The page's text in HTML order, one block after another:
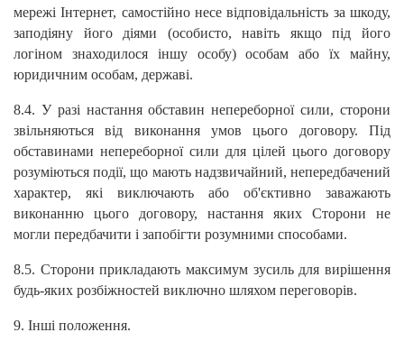
мережі Інтернет, самостійно несе відповідальність за шкоду,
заподіяну його діями (особисто, навіть якщо під його
логіном знаходилося іншу особу) особам або їх майну,
юридичним особам, державі.
8.4. У разі настання обставин непереборної сили, сторони
звільняються від виконання умов цього договору. Під
обставинами непереборної сили для цілей цього договору
розуміються події, що мають надзвичайний, непередбачений
характер, які виключають або об'єктивно заважають
виконанню цього договору, настання яких Сторони не
могли передбачити і запобігти розумними способами.
8.5. Сторони прикладають максимум зусиль для вирішення
будь-яких розбіжностей виключно шляхом переговорів.
9. Інші положення.